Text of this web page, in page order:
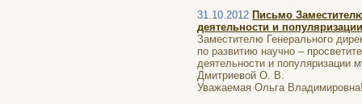
31.10.2012 Письмо
деятельности и
Заместителю Генерального
по развитию научно –
деятельности и популяризации
Дмитриевой О. В.
Уважаемая Ольга